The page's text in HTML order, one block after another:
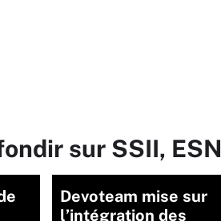
sur SSII, ESN
Devoteam mise sur
l’intégration des